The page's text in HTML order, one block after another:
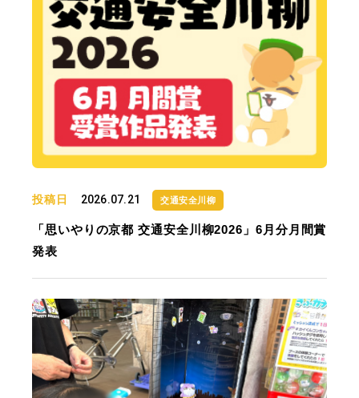
投稿日 2026.07.21 交通安全川柳
「思いやりの京都 交通安全川柳2026」6月分月間賞
発表